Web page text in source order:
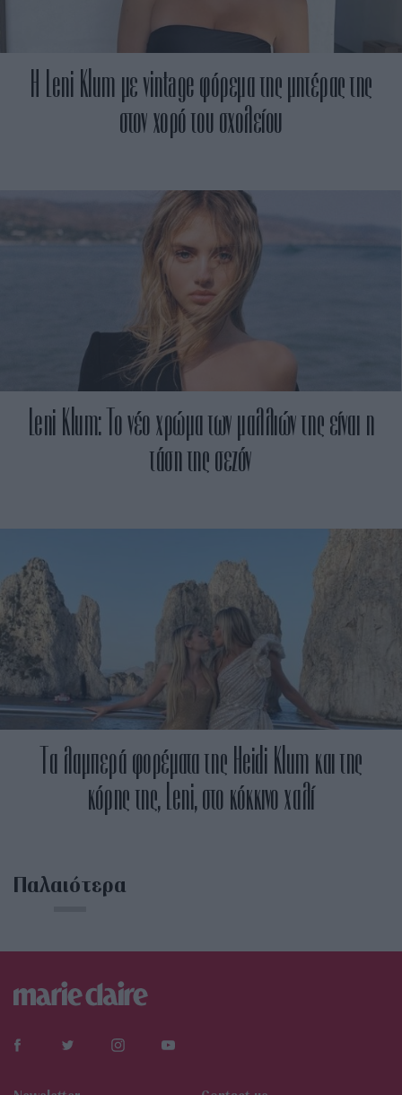
H Leni Klum με vintage φόρεμα της μητέρας της
στον χορό του σχολείου
Leni Klum: Το νέο χρώμα των μαλλιών της είναι η
τάση της σεζόν
Τα λαμπερά φορέματα της Heidi Klum και της
κόρης της, Leni, στο κόκκινο χαλί
Παλαιότερα